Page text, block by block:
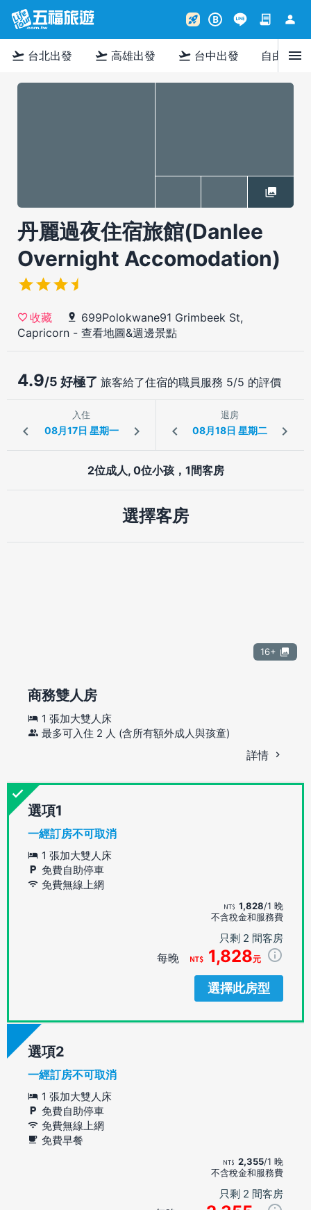
rocket_launch B contract person
flight_takeoff 台北出發 flight_takeoff 高雄出發 flight_takeoff 台中出發 自由行menu
丹麗過夜住宿旅館(Danlee
Overnight Accomodation)
收藏
699Polokwane91 Grimbeek St,
Capricorn - 查看地圖&週邊景點
4.9/5 好極了 旅客給了住宿的職員服務 5/5 的評價
入住 退房
2位成人, 0位小孩，1間客房
選擇客房
16+
商務雙人房
1 張加大雙人床
最多可入住 2 人 (含所有額外成人與孩童)
詳情
選項
一經訂房不可取消
1 張加大雙人床
免費自助停車
免費無線上網
1,828/1 晚
不含稅金和服務費
只剩 2 間客房
每晚 1,828元
選擇此房型
選項
一經訂房不可取消
1 張加大雙人床
免費自助停車
免費無線上網
免費早餐
2,355/1 晚
不含稅金和服務費
只剩 2 間客房